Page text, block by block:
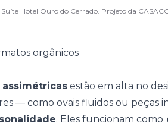
Hotel Ouro do Cerrado. Projeto da
orgânicos
estão em alta no
— como ovais fluidos ou peças
. Eles funcionam como